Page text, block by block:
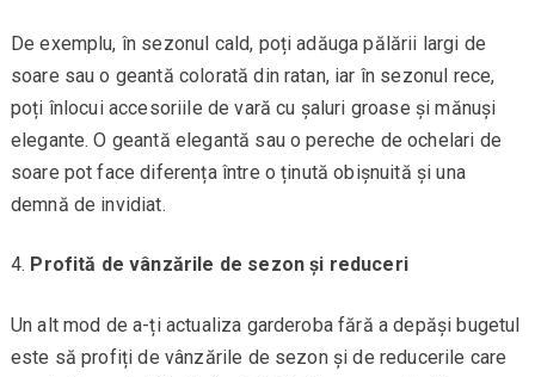
De exemplu, în sezonul cald, poți adăuga pălării largi de
soare sau o geantă colorată din ratan, iar în sezonul rece,
poți înlocui accesoriile de vară cu șaluri groase și mănuși
elegante. O geantă elegantă sau o pereche de ochelari de
soare pot face diferența între o ținută obișnuită și una
demnă de invidiat.
Profită de vânzările de sezon și reduceri
Un alt mod de a-ți actualiza garderoba fără a depăși bugetul
este să profiți de vânzările de sezon și de reducerile care